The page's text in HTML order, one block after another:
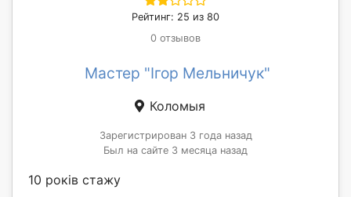
Рейтинг: 25 из 80
0 отзывов
Мастер "Ігор Мельничук"
Коломыя
Зарегистрирован 3 года назад
Был на сайте 3 месяца назад
10 років стажу